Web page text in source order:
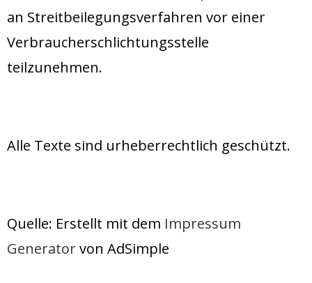
an Streitbeilegungsverfahren vor einer
Verbraucherschlichtungsstelle
teilzunehmen.
Alle Texte sind urheberrechtlich geschützt.
Quelle: Erstellt mit dem Impressum
Generatorvon AdSimple